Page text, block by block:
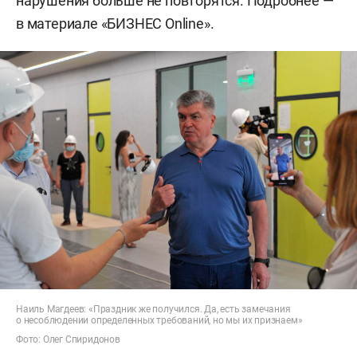
в материале «БИЗНЕС Online».
Наиль Магдеев: «Праздник же получился. Да, есть замечания
о несоблюдении определенных требований, но мы их признаем»
Фото: Олег Спиридонов